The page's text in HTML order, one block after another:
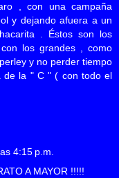
, con una campaña
y dejando afuera a un
. Éstos son los
los grandes , como
y no perder tiempo
de la " C " ( con todo el
4:15 p.m.
A MAYOR !!!!!